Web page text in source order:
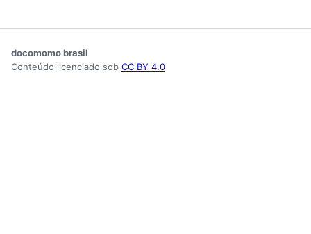
docomomo brasil
Conteúdo licenciado sob CC BY 4.0